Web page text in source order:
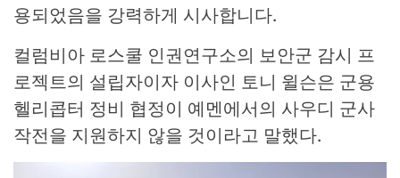
용되었음을 강력하게 시사합니다.
컬럼비아 로스쿨 인권연구소의 보안군 감시 프
로젝트의 설립자이자 이사인 토니 윌슨은 군용
헬리콥터 정비 협정이 예멘에서의 사우디 군사
작전을 지원하지 않을 것이라고 말했다.